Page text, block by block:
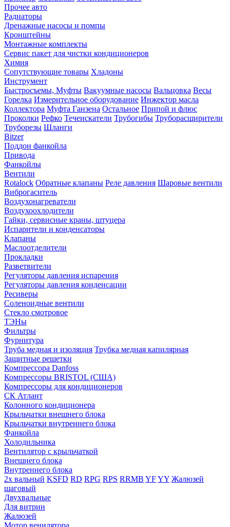
Прочее авто
Радиаторы
Дренажные насосы и помпы
Кронштейны
Монтажные комплекты
Сервис пакет для чистки кондиционеров
Химия
Сопутствующие товары Хладоны
Инструмент
Быстросъемы, Муфты Вакуумные насосы Вальцовка Весы
Горелка Измерительное оборудование Инжектор масла
Коллектора Муфта Ганзена Остальное Припой и флюс
Проколки Рефко Течеискатели Трубогибы Труборасширители
Труборезы Шланги
Bitzer
Поддон фанкойла
Привода
Фанкойлы
Вентили
Rotalock Обратные клапаны Реле давления Шаровые вентили
Виброгаситель
Воздухонагреватели
Воздухоохлодители
Гайки, сервисные краны, штуцера
Испарители и конденсаторы
Клапаны
Маслоотделители
Прокладки
Разветвители
Регуляторы давления испарения
Регуляторы давления конденсации
Ресиверы
Соленоидные вентили
Стекло смотровое
ТЭНы
Фильтры
Фурнитура
Труба медная и изоляция Трубка медная капилярная
Защитные решетки
Компрессора Danfoss
Компрессоры BRISTOL (США)
Компрессоры для кондиционеров
СК Атлант
Колонного кондиционера
Крыльчатки внешнего блока
Крыльчатки внутреннего блока
Фанкойла
Холодильника
Вентилятор с крыльчаткой
Внешнего блока
Внутреннего блока
2х вальный KSFD RD RPG RPS RRMB YFYY Жалюзей
шаговый
Двухвальные
Для витрин
Жалюзей
Мотор венилятора